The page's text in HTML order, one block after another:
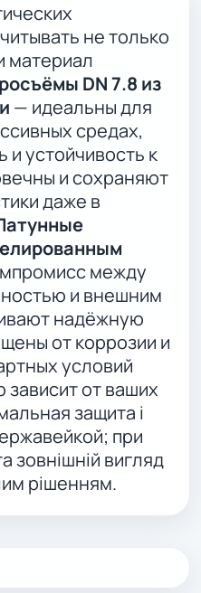
не только
материал
DN 7.8 из
— идеальны для
средах,
и устойчивость к
и сохраняют
даже в
между
и внешним
надёжную
от коррозии и
условий
зависит от ваших
защита і
при
зовнішній вигляд
рішенням.